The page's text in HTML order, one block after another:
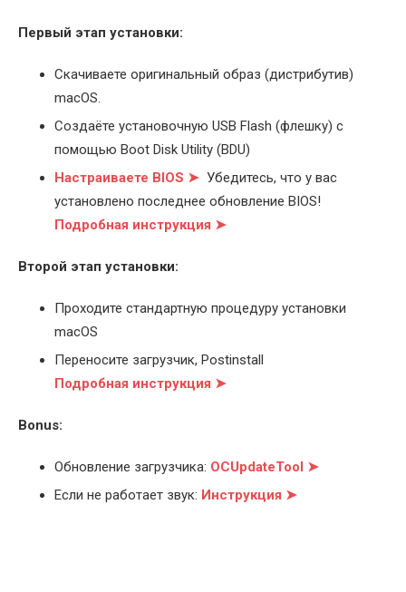
Первый этап установки:
Скачиваете оригинальный образ (дистрибутив)
macOS.
Создаёте установочную USB Flash (флешку) с
помощью Boot Disk Utility (BDU)
Настраиваете BIOS ➤ Убедитесь, что у вас
установлено последнее обновление BIOS!
Подробная инструкция ➤
Второй этап установки:
Проходите стандартную процедуру установки
macOS
Переносите загрузчик, Postinstall
Подробная инструкция ➤
Bonus:
Обновление загрузчика: OCUpdateTool ➤
Если не работает звук: Инструкция ➤